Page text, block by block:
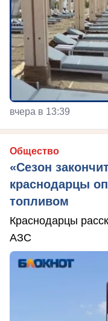
вчера в 13:39
Общество
«Сезон
краснодарцы
топливом
Краснодарцы
АЗС